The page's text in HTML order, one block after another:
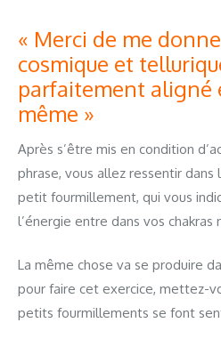
« Merci de me
cosmique et
parfaitement aligné
même »
Après s’être mis en condition
phrase, vous allez ressentir dans
petit fourmillement, qui vous
l’énergie entre dans vos chakras
La même chose va se produire
pour faire cet exercice, mettez-
petits fourmillements se font